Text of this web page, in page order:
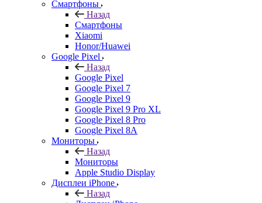
Смартфоны
Назад
Смартфоны
Xiaomi
Honor/Huawei
Google Pixel
Назад
Google Pixel
Google Pixel 7
Google Pixel 9
Google Pixel 9 Pro XL
Google Pixel 8 Pro
Google Pixel 8A
Мониторы
Назад
Мониторы
Apple Studio Display
Дисплеи iPhone
Назад